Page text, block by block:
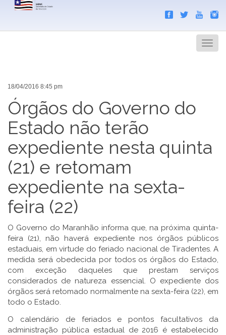
Menu
18/04/2016 8:45 pm
Órgãos do Governo do
Estado não terão
expediente nesta quinta
(21) e retomam
expediente na sexta-
feira (22)
O Governo do Maranhão informa que, na próxima quinta-
feira (21), não haverá expediente nos órgãos públicos
estaduais, em virtude do feriado nacional de Tiradentes. A
medida será obedecida por todos os órgãos do Estado,
com exceção daqueles que prestam serviços
considerados de natureza essencial. O expediente dos
órgãos será retomado normalmente na sexta-feira (22), em
todo o Estado.
O calendário de feriados e pontos facultativos da
administração pública estadual de 2016 é estabelecido